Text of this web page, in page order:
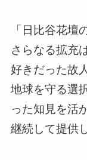
「日比谷花壇
さらなる拡充
好きだった故
地球を守る選
った知見を活
継続して提供